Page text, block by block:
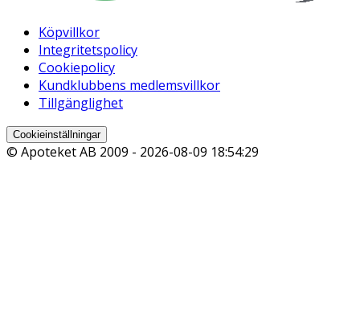
Köpvillkor
Integritetspolicy
Cookiepolicy
Kundklubbens medlemsvillkor
Tillgänglighet
Cookieinställningar
© Apoteket AB 2009 - 2026-08-09 18:54:29